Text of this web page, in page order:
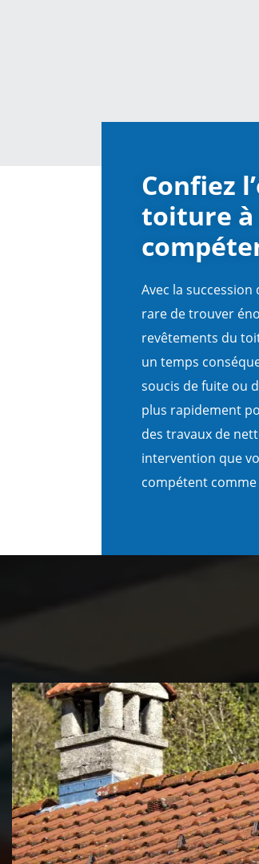
Confiez
toiture à
Avec la
rare de trouver
revêtements du
un temps
soucis de fuite ou
plus rapidement
des travaux de
intervention que
compétent comme
Couvreur zingueur 39 Jura